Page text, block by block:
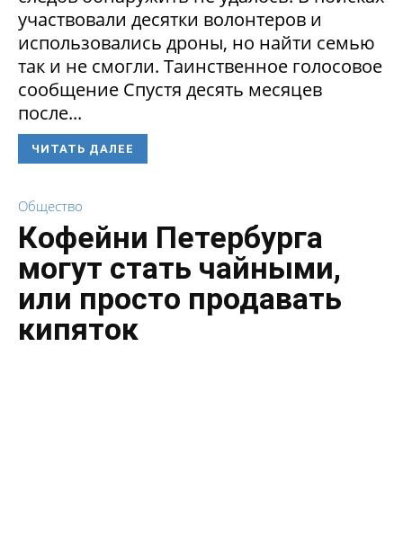
участвовали десятки волонтеров и
использовались дроны, но найти семью
так и не смогли. Таинственное голосовое
сообщение Спустя десять месяцев
после...
ЧИТАТЬ ДАЛЕЕ
Общество
Кофейни Петербурга
могут стать чайными,
или просто продавать
кипяток